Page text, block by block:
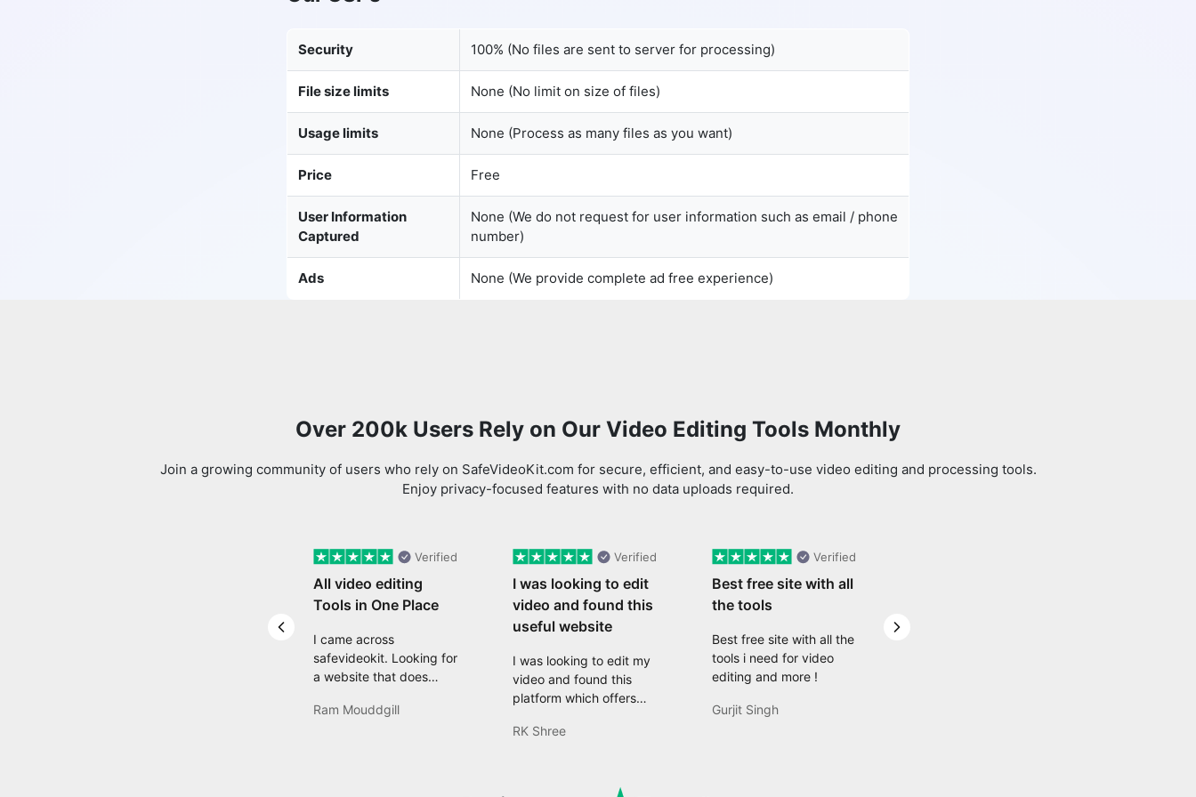
Copy Link
Security 100% (No files are sent to server for processing)
File size limits None (No limit on size of files)
Usage limits None (Process as many files as you want)
Price Free
User Information
Captured
None (We do not request for user information such as email / phone
number)
Ads None (We provide complete ad free experience)
Over 200k Users Rely on Our Video Editing Tools Monthly
Join a growing community of users who rely on SafeVideoKit.com for secure, efficient, and easy-to-use video editing and processing tools.
Enjoy privacy-focused features with no data uploads required.
Previous slide
Verified
All video editing
Tools in One Place
I came across
safevideokit. Looking for
a website that does
my safevideokit, and
Ram Mouddgill
Verified
I was looking to edit
video and found this
useful website
I was looking to edit my
video and found this
platform which offers
like resizing, converting,
that are useful for my
RK Shree
Verified
Best free site with all
the tools
Best free site with all the
tools i need for video
editing and more !
Gurjit Singh
Next slide